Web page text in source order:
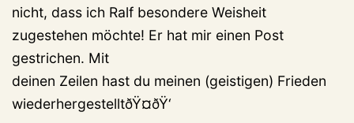
nicht, dass ich Ralf besondere Weisheit
zugestehen möchte! Er hat mir einen Post
gestrichen. Mit
deinen Zeilen hast du meinen (geistigen) Frieden
wiederhergestelltðŸ¤ðŸ‘